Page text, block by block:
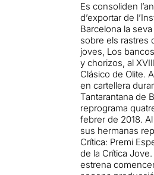
Es consoliden
d’exportar de
Barcelona la
sobre els rastres
joves, Los
y chorizos, al
Clásico de Olite.
en cartellera
Tantarantana de
reprograma
febrer de 2018.
sus hermanas
Crítica: Premi
de la Crítica
estrena